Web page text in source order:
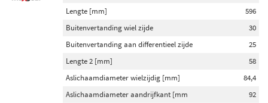
Vooras links (1)
Niet op voorraad (1)
Op voorraad (1)
Lengte [mm]
596
Buitenvertanding wiel zijde
30
Buitenvertanding aan differentieel zijde
25
Lengte 2 [mm]
58
Aslichaamdiameter wielzijdig [mm]
84,4
Aslichaamdiameter aandrijfkant [mm
92